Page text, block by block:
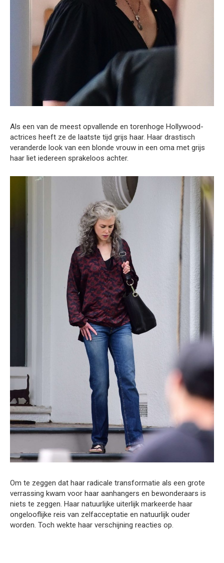
Als een van de meest opvallende en torenhoge Hollywood-
actrices heeft ze de laatste tijd grijs haar. Haar drastisch
veranderde look van een blonde vrouw in een oma met grijs
haar liet iedereen sprakeloos achter.
Om te zeggen dat haar radicale transformatie als een grote
verrassing kwam voor haar aanhangers en bewonderaars is
niets te zeggen. Haar natuurlijke uiterlijk markeerde haar
ongelooflijke reis van zelfacceptatie en natuurlijk ouder
worden. Toch wekte haar verschijning reacties op.